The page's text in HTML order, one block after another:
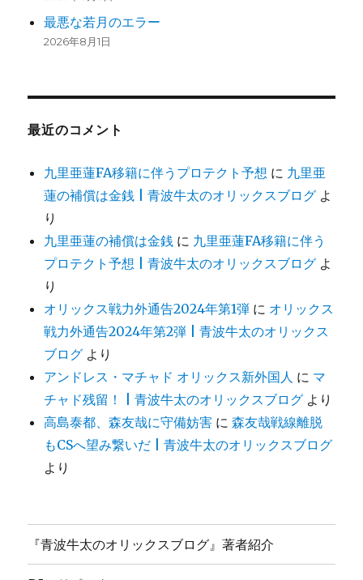
最悪な若月のエラー
2026年8月1日
最近のコメント
九里亜蓮FA移籍に伴うプロテクト予想 に 九里亜
蓮の補償は金銭 | 青波牛太のオリックスブログ よ
り
九里亜蓮の補償は金銭 に 九里亜蓮FA移籍に伴う
プロテクト予想 | 青波牛太のオリックスブログ よ
り
オリックス戦力外通告2024年第1弾 に オリックス
戦力外通告2024年第2弾 | 青波牛太のオリックス
ブログ より
アンドレス・マチャド オリックス新外国人 に マ
チャド残留！ | 青波牛太のオリックスブログ より
高島泰都、森友哉に守備妨害 に森友哉戦線離脱
もCSへ望み繋いだ | 青波牛太のオリックスブログ
より
『青波牛太のオリックスブログ』著者紹介